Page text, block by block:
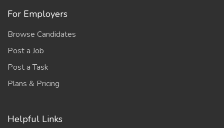
For Employers
Browse Candidates
Post a Job
Post a Task
Plans & Pricing
Helpful Links